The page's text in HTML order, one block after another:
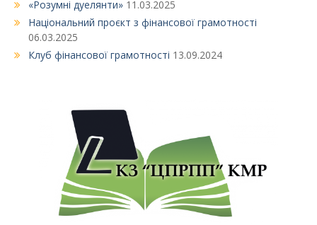
«Розумні дуелянти» 11.03.2025
Національний проєкт з фінансової грамотності
06.03.2025
Клуб фінансової грамотності 13.09.2024